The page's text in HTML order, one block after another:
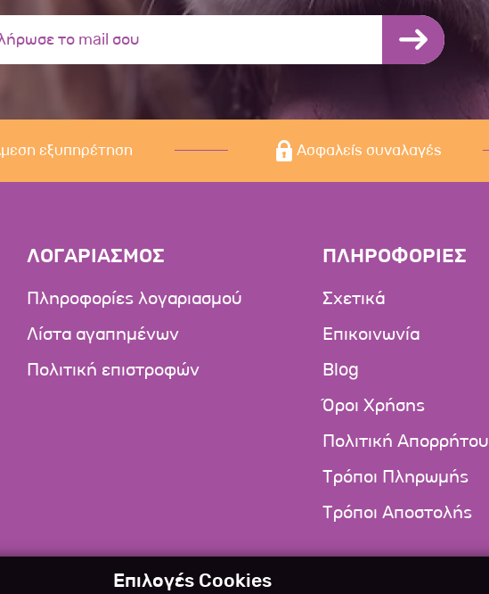
εξυπηρέτηση Ασφαλείς συναλαγές
ΛΟΓΑΡΙΑΣΜΟΣ
Πληροφορίες λογαριασμού
Λίστα αγαπημένων
Πολιτική επιστροφών
ΠΛΗΡΟΦΟΡΙΕΣ
Σχετικά
Επικοινωνία
Blog
Όροι Χρήσης
Πολιτική Απορρήτου
Τρόποι Πληρωμής
Τρόποι Αποστολής
Επιλογές Cookies